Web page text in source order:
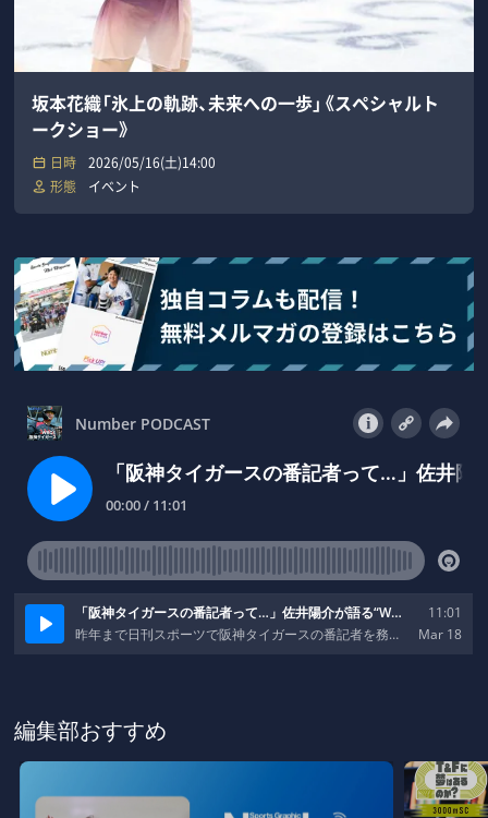
坂本花織「氷上の軌跡、未来への一歩」《スペシャルト
ークショー》
日時
2026/05/16(土)14:00
形態
イベント
編集部おすすめ